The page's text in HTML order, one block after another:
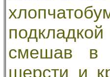
смешав в
шерсти и